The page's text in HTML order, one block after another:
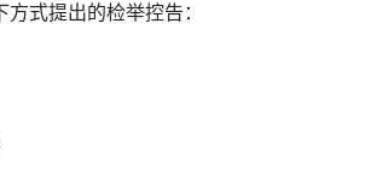
式提出的检举控告：